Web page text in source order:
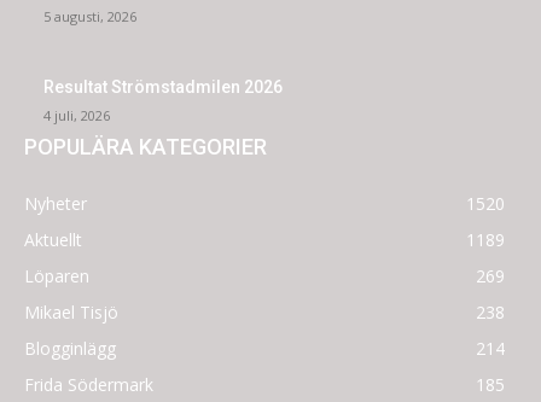
5 augusti, 2026
Resultat Strömstadmilen 2026
4 juli, 2026
POPULÄRA KATEGORIER
Nyheter
1520
Aktuellt
1189
Löparen
269
Mikael Tisjö
238
Blogginlägg
214
Frida Södermark
185